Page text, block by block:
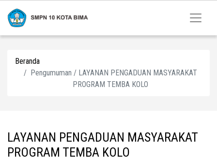
Beranda
Pengumuman / LAYANAN PENGADUAN MASYARAKAT
PROGRAM TEMBA KOLO
LAYANAN PENGADUAN MASYARAKAT
PROGRAM TEMBA KOLO